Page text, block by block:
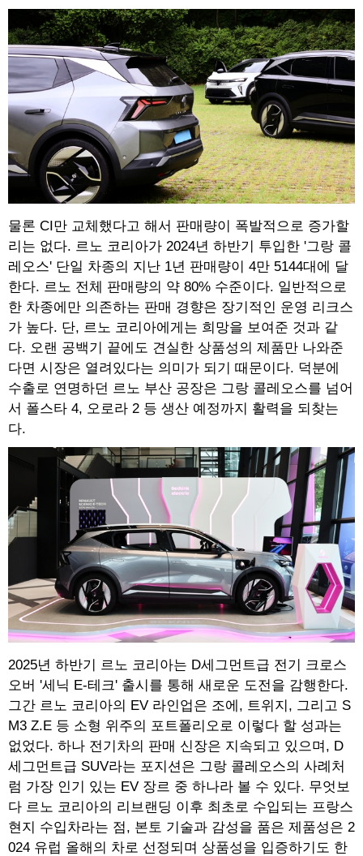
물론 CI만 교체했다고 해서 판매량이 폭발적으로 증가할
리는 없다. 르노 코리아가 2024년 하반기 투입한 '그랑 콜
레오스' 단일 차종의 지난 1년 판매량이 4만 5144대에 달
한다. 르노 전체 판매량의 약 80% 수준이다. 일반적으로
한 차종에만 의존하는 판매 경향은 장기적인 운영 리크스
가 높다. 단, 르노 코리아에게는 희망을 보여준 것과 같
다. 오랜 공백기 끝에도 견실한 상품성의 제품만 나와준
다면 시장은 열려있다는 의미가 되기 때문이다. 덕분에
수출로 연명하던 르노 부산 공장은 그랑 콜레오스를 넘어
서 폴스타 4, 오로라 2 등 생산 예정까지 활력을 되찾는
다.
2025년 하반기 르노 코리아는 D세그먼트급 전기 크로스
오버 '세닉 E-테크' 출시를 통해 새로운 도전을 감행한다.
그간 르노 코리아의 EV 라인업은 조에, 트위지, 그리고 S
M3 Z.E 등 소형 위주의 포트폴리오로 이렇다 할 성과는
없었다. 하나 전기차의 판매 신장은 지속되고 있으며, D
세그먼트급 SUV라는 포지션은 그랑 콜레오스의 사례처
럼 가장 인기 있는 EV 장르 중 하나라 볼 수 있다. 무엇보
다 르노 코리아의 리브랜딩 이후 최초로 수입되는 프랑스
현지 수입차라는 점, 본토 기술과 감성을 품은 제품성은 2
024 유럽 올해의 차로 선정되며 상품성을 입증하기도 한